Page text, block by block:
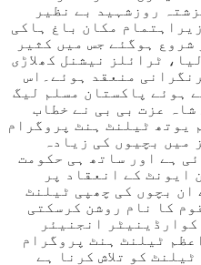
روزشہید بے نظیر
مکان باغ ہاکی
ہوگئے جس میں کثیر
ٹرائلز نیشنل کھلاڑی
منعقد ہوئے۔اس
ہوئے پاکستان مسلم لیگ
عزت بی بی نے خطاب
یوتھ ٹیلنٹ ہنٹ پروگرام
میں بچیوں کی زیادہ
ہے اور ساتھ ہی حکومت
ایونٹ کے انعقاد پر
ان بچوں کی چھپی ٹیلنٹ
کا نام روشن کرسکتی
انجنیئر
ٹیلنٹ ہنٹ پروگرام
کو تلاش کرنا ہے